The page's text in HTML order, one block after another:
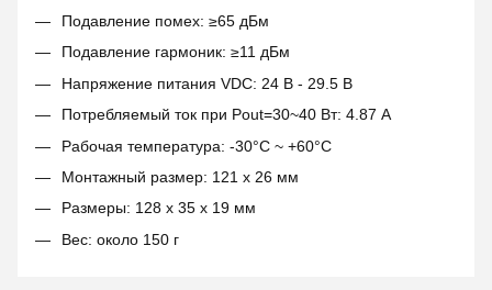
Подавление помех: ≥65 дБм
Подавление гармоник: ≥11 дБм
Напряжение питания VDC: 24 В - 29.5 В
Потребляемый ток при Pout=30~40 Вт: 4.87 A
Рабочая температура: -30°C ~ +60°C
Монтажный размер: 121 x 26 мм
Размеры: 128 x 35 x 19 мм
Вес: около 150 г